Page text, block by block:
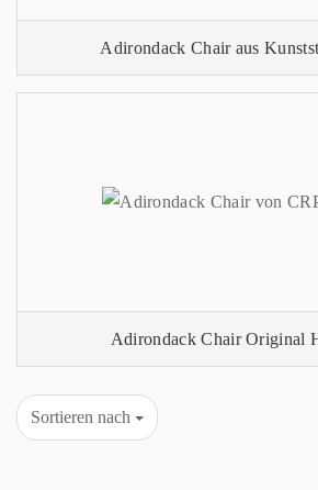
Adirondack Chair aus
Adirondack Chair Original
Sortieren nach